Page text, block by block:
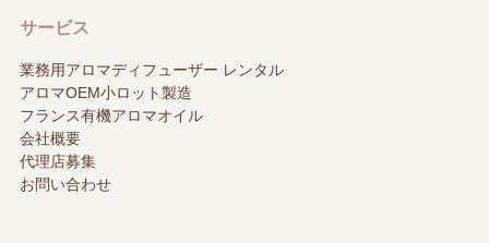
サービス
業務用アロマディフューザー レンタル
アロマOEM小ロット製造
フランス有機アロマオイル
会社概要
代理店募集
お問い合わせ